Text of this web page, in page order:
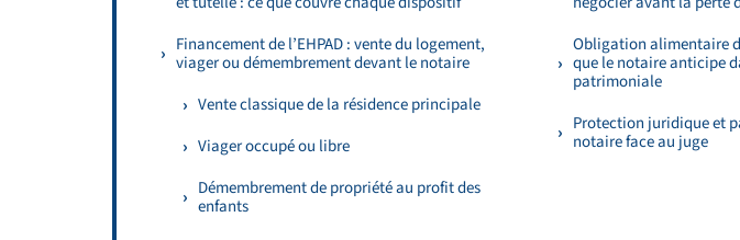
Financement de l’EHPAD : vente du logement,
viager ou démembrement devant le notaire
Vente classique de la résidence principale
Viager occupé ou libre
Démembrement de propriété au profit des
enfants
Obligation alimentaire
que le notaire anticipe
patrimoniale
Protection juridique et
notaire face au juge